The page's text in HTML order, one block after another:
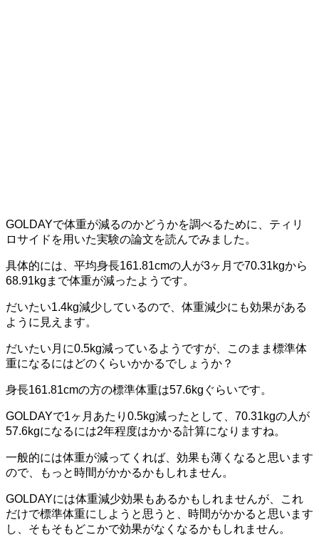
GOLDAYで体重が減るのかどうかを調べるために、ティリ
ロサイドを用いた実験の論文を読んでみました。
具体的には、平均身長161.81cmの人が3ヶ月で70.31kgから
68.91kgまで体重が減ったようです。
だいたい1.4kg減少しているので、体重減少にも効果がある
ように見えます。
だいたい月に0.5kg減っているようですが、このまま標準体
重になるにはどのくらいかかるでしょうか？
身長161.81cmの方の標準体重は57.6kgぐらいです。
GOLDAYで1ヶ月あたり0.5kg減ったとして、70.31kgの人が
57.6kgになるには2年程度はかかる計算になりますね。
一般的には体重が減ってくれば、効果も薄くなると思います
ので、もっと時間がかかるかもしれません。
GOLDAYには体重減少効果もあるかもしれませんが、これ
だけで標準体重にしようと思うと、時間がかかると思います
し、そもそもどこかで効果がなくなるかもしれません。